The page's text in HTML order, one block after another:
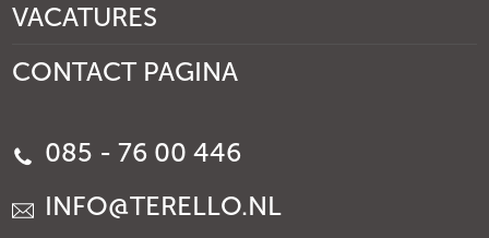
VACATURES
CONTACT PAGINA
085 - 76 00 446
INFO@TERELLO.NL